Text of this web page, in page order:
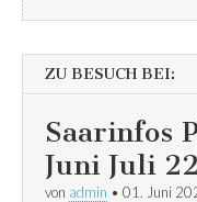
ZU BESUCH BEI:
Saarinfos
Juni Juli
von admin • 01. Juni